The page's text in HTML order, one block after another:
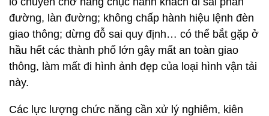
đường, làn đường; không chấp hành hiệu lệnh đèn
giao thông; dừng đỗ sai quy định… có thể bắt gặp ở
hầu hết các thành phố lớn gây mất an toàn giao
thông, làm mất đi hình ảnh đẹp của loại hình vận tải
này.
Các lực lượng chức năng cần xử lý nghiêm, kiên